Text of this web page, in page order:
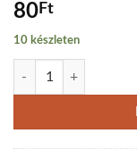
80Ft
10 készleten
Treachery mennyiség